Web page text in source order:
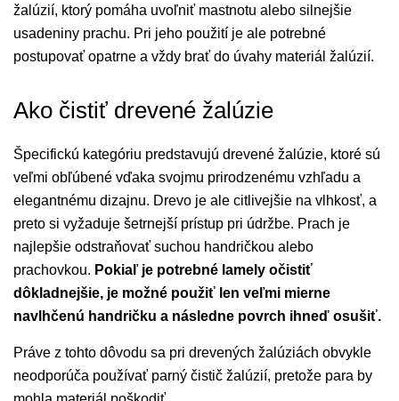
žalúzií, ktorý pomáha uvoľniť mastnotu alebo silnejšie
usadeniny prachu. Pri jeho použití je ale potrebné
postupovať opatrne a vždy brať do úvahy materiál žalúzií.
Ako čistiť drevené žalúzie
Špecifickú kategóriu predstavujú drevené žalúzie, ktoré sú
veľmi obľúbené vďaka svojmu prirodzenému vzhľadu a
elegantnému dizajnu. Drevo je ale citlivejšie na vlhkosť, a
preto si vyžaduje šetrnejší prístup pri údržbe. Prach je
najlepšie odstraňovať suchou handričkou alebo
prachovkou. Pokiaľ je potrebné lamely očistiť
dôkladnejšie, je možné použiť len veľmi mierne
navlhčenú handričku a následne povrch ihneď osušiť.
Práve z tohto dôvodu sa pri drevených žalúziách obvykle
neodporúča používať parný čistič žalúzií, pretože para by